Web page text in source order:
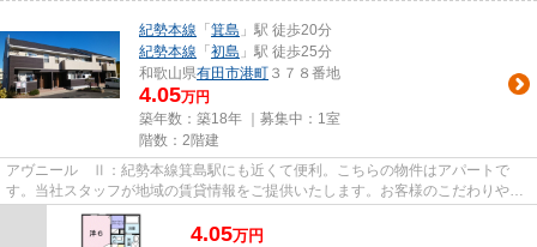
紀勢本線 「 箕島 」駅 徒歩20分
紀勢本線 「 初島 」駅 徒歩25分
和歌山県有田市港町 ３７８番地
4.05万円
築年数：築18年 ｜募集中： 1室
階数：2階建
アヴニール Ⅱ：紀勢本線箕島駅にも近くて便利。こちらの物件はアパートで
す。当社スタッフが地域の賃貸情報をご提供いたします。お客様のこだわりやご
要望などございましたら、お気軽...
4.05万円